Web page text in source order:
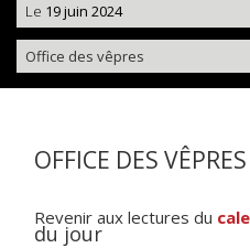
Le 19 juin 2024
Office des vêpres
OFFICE DES VÊPRES
Revenir aux lectures du
du jour